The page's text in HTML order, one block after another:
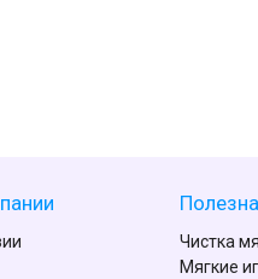
Чистка
Мягкие